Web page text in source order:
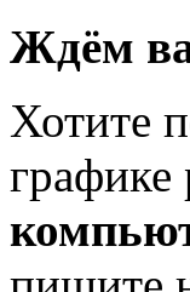
Ждём
Хотите
графике